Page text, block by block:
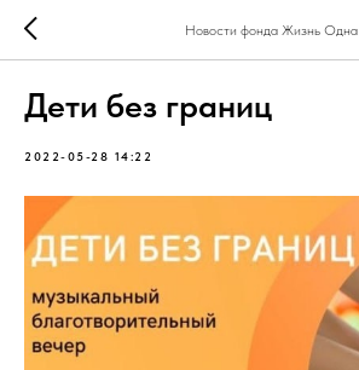
Новости фонда Жизнь Одна
Дети без границ
2022-05-28 14:22